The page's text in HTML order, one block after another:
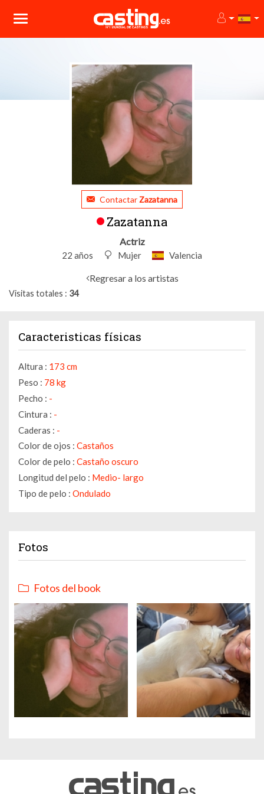
Contactar Zazatanna
Zazatanna
Actriz
22 años Mujer Valencia
Regresar a los artistas
Visitas totales 34
Caracteristicas físicas
Altura : 173 cm
Peso : 78 kg
Pecho : -
Cintura : -
Caderas : -
Color de ojos : Castaños
Color de pelo : Castaño oscuro
Longitud del pelo : Medio- largo
Tipo de pelo : Ondulado
Fotos
Fotos del book